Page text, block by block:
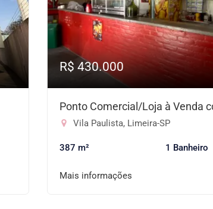
R$ 430.000
Ponto Comercial/Loja à Venda
Vila Paulista, Limeira-SP
387 m² 1 Banheiro
Mais informações